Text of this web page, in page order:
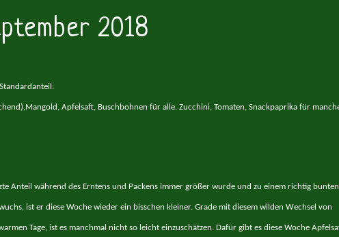
2018
Apfelsaft, Buschbohnen für alle. Zucchini, Tomaten, Snackpaprika für
Anteil während des Erntens und Packens immer größer wurde und zu einem richtig bunten
ist er diese Woche wieder ein bisschen kleiner. Grade mit diesem wilden Wechsel von
Tage, ist es manchmal nicht so leicht einzuschätzen. Dafür gibt es diese Woche